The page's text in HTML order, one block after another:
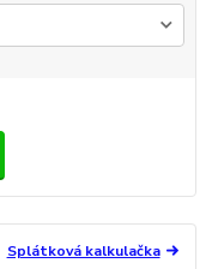
Splátková kalkulačka